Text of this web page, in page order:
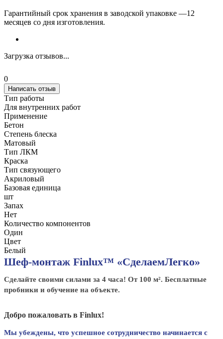
Гарантийный срок хранения в заводской упаковке —12
месяцев со дня изготовления.
Загрузка отзывов...
0
Написать отзыв
Тип работы
Для внутренних работ
Применение
Бетон
Степень блеска
Матовый
Тип ЛКМ
Краска
Тип связующего
Акриловый
Базовая единица
шт
Запах
Нет
Количество компонентов
Один
Цвет
Белый
Шеф-монтаж Finlux™ «СделаемЛегко»
Сделайте своими силами за 4 часа! От 100 м². Бесплатные
пробники и обучение на объекте.
Добро пожаловать в Finlux!
Мы убеждены, что успешное сотрудничество начинается с